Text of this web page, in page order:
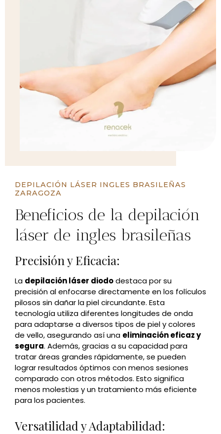
DEPILACIÓN LÁSER INGLES BRASILEÑAS
ZARAGOZA
Beneficios de la depilación
láser de ingles brasileñas
Precisión y Eficacia:
La depilación láser diododestaca por su
precisión al enfocarse directamente en los folículos
pilosos sin dañar la piel circundante. Esta
tecnología utiliza diferentes longitudes de onda
para adaptarse a diversos tipos de piel y colores
de vello, asegurando así una eliminación eficaz y
segura. Además, gracias a su capacidad para
tratar áreas grandes rápidamente, se pueden
lograr resultados óptimos con menos sesiones
comparado con otros métodos. Esto significa
menos molestias y un tratamiento más eficiente
para los pacientes.
Versatilidad y Adaptabilidad: